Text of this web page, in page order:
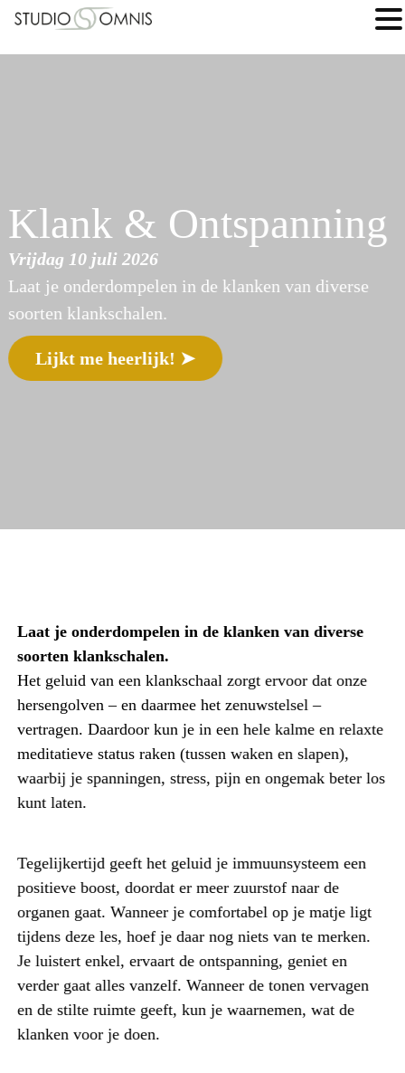
Klank & Ontspanning
Vrijdag 10 juli 2026
Laat je onderdompelen in de klanken van diverse
soorten klankschalen.
Lijkt me heerlijk! ➤
Laat je onderdompelen in de klanken van diverse
soorten klankschalen.
Het geluid van een klankschaal zorgt ervoor dat onze
hersengolven – en daarmee het zenuwstelsel –
vertragen. Daardoor kun je in een hele kalme en relaxte
meditatieve status raken (tussen waken en slapen),
waarbij je spanningen, stress, pijn en ongemak beter los
kunt laten.
Tegelijkertijd geeft het geluid je immuunsysteem een
positieve boost, doordat er meer zuurstof naar de
organen gaat. Wanneer je comfortabel op je matje ligt
tijdens deze les, hoef je daar nog niets van te merken.
Je luistert enkel, ervaart de ontspanning, geniet en
verder gaat alles vanzelf. Wanneer de tonen vervagen
en de stilte ruimte geeft, kun je waarnemen, wat de
klanken voor je doen.